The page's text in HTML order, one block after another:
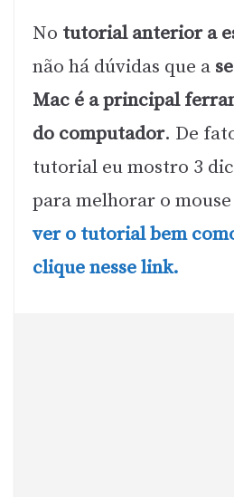
No tutorial anterior a
não há dúvidas que a
Mac é a principal
do computador. De
tutorial eu mostro 3
para melhorar o
ver o tutorial bem
clique nesse link.